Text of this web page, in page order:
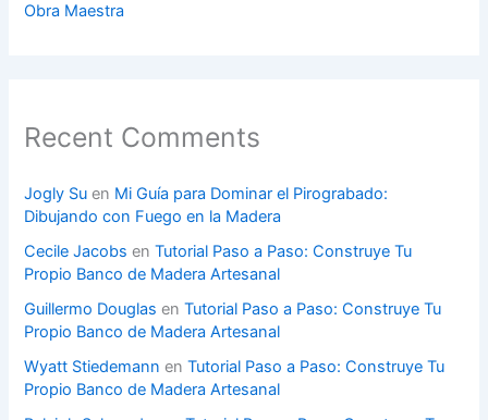
Obra Maestra
Recent Comments
Jogly Su en Mi Guía para Dominar el Pirograbado:
Dibujando con Fuego en la Madera
Cecile Jacobs enTutorial Paso a Paso: Construye Tu
Propio Banco de Madera Artesanal
Guillermo Douglas enTutorial Paso a Paso: Construye Tu
Propio Banco de Madera Artesanal
Wyatt Stiedemann enTutorial Paso a Paso: Construye Tu
Propio Banco de Madera Artesanal